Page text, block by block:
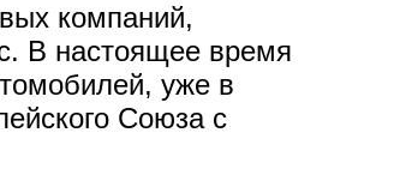
компаний,
В настоящее время
уже в
Союза с